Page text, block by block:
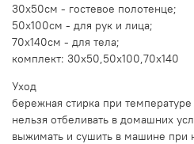
30x50см - гостевое полотенце;
50x100см - для рук и лица;
70x140см - для тела;
комплект: 30x50,50x100,70x140
Уход
бережная стирка при
нельзя отбеливать в домашних
выжимать и сушить в машине при